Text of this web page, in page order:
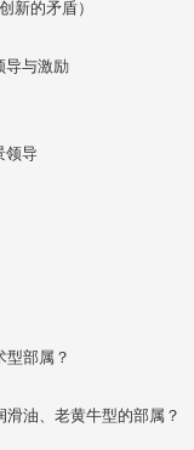
新的矛盾）
导与激励
领导
型部属？
油、老黄牛型的部属？